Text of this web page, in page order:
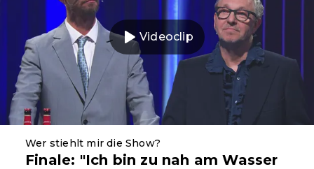
Videoclip
Wer stiehlt mir die Show?
Finale: "Ich bin zu nah am Wasser